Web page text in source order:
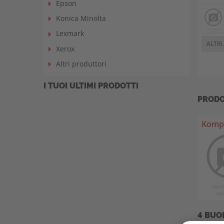
Epson
Konica Minolta
Lexmark
Xerox
Altri produttori
I TUOI ULTIMI PRODOTTI
ALTRI
4